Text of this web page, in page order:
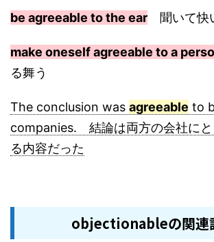
be agreeable to the ear 聞いて快
make oneself agreeable to a
る舞う
The conclusion was agreeable to
companies. 結論は両方の会社にと
る内容だった
objectionableの関連